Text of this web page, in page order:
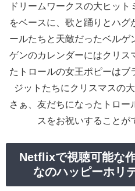
ドリームワークスの大ヒット
をベースに、歌と踊りとハグ
ールたちと天敵だったベルゲ
ゲンのカレンダーにはクリス
たトロールの女王ポピーはブ
ジットたちにクリスマスの
さぁ、友だちになったトロ
スをお祝いすることが
Netflixで視聴可能な
なのハッピーホリ